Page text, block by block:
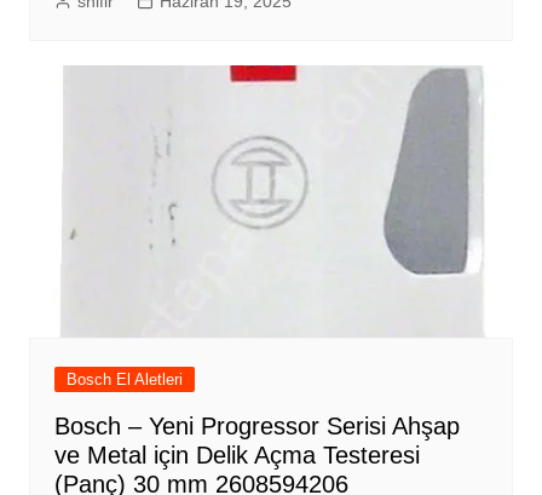
Bosch El Aletleri
Bosch – Yeni Progressor Serisi Ahşap
ve Metal için Delik Açma Testeresi
(Panç) 30 mm 2608594206